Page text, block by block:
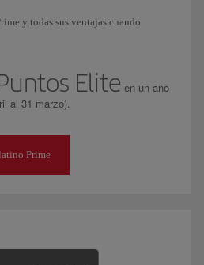
y todas sus ventajas cuando
Elite en un año
al 31 marzo).
Prime